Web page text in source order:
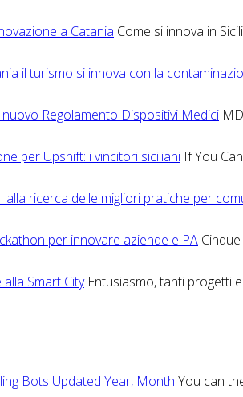
a Catania Come si innova in
il turismo si innova con la
Regolamento Dispositivi Medici
per Upshift: i vincitori siciliani If You
ricerca delle migliori pratiche per
per innovare aziende e PA
Smart City Entusiasmo, tanti progetti
Bots Updated Year, Month You can